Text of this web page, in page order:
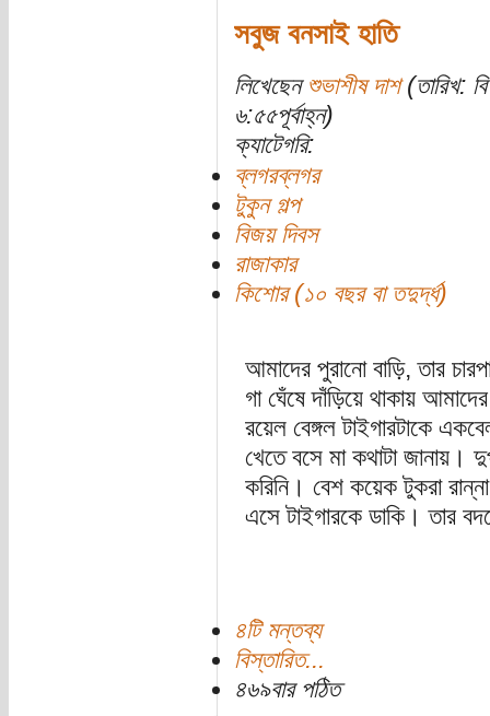
সবুজ বনসাই হাতি
লিখেছেন শুভাশীষ দাশ(তারিখ:
৬:৫৫পূর্বাহ্ন)
ক্যাটেগরি:
ব্লগরব্লগর
টুকুন গল্প
বিজয় দিবস
রাজাকার
কিশোর (১০ বছর বা তদুর্দ্ধ)
আমাদের পুরানো বাড়ি, তার
গা ঘেঁষে দাঁড়িয়ে থাকায়
রয়েল বেঙ্গল টাইগারটাকে
খেতে বসে মা কথাটা জানায়।
করিনি। বেশ কয়েক টুকরা
এসে টাইগারকে ডাকি। তার
৪টি মন্তব্য
বিস্তারিত...
৪৬৯বার পঠিত